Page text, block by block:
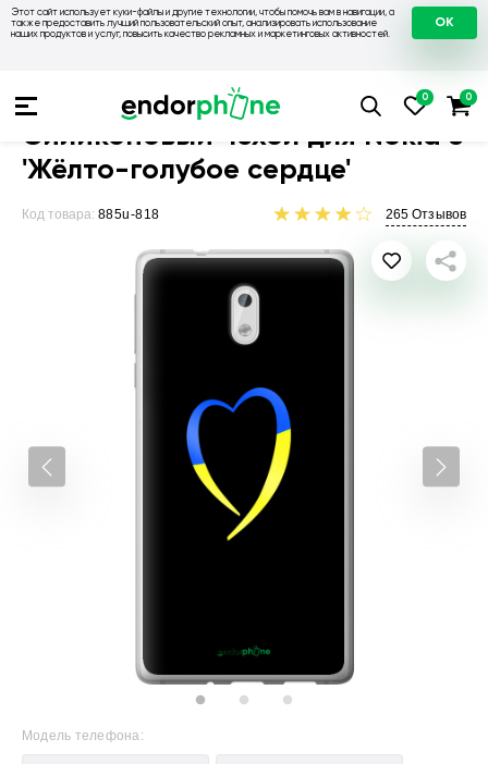
Этот сайт использует куки-файлы и другие технологии, чтобы помочь вам в навигации, а
также предоставить лучший пользовательский опыт, анализировать использование
наших продуктов и услуг, повысить качество рекламных и маркетинговых активностей.
OK
Чехлы на Nokia Чехол для Nokia 3
Силиконовый чехол для Nokia 3
'Жёлто-голубое сердце'
Код товара: 885u-818 265 Отзывов
Модель телефона: